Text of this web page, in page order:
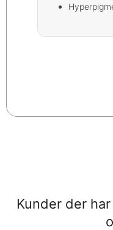
Kunder der